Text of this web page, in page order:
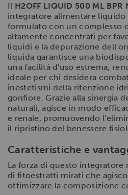
Il H2OFF LIQUID 500 ML BPR
integratore alimentare liquido
formulato con un complesso
altamente concentrati per
liquidi e la depurazione
liquida garantisce una
una facilità d'uso estrema,
ideale per chi desidera
inestetismi della ritenzione
gonfiore. Grazie alla sinergia
naturali, agisce in modo
e renale, promuovendo
il ripristino del benessere
Caratteristiche e
La forza di questo integratore
di fitoestratti mirati che
ottimizzare la composizione